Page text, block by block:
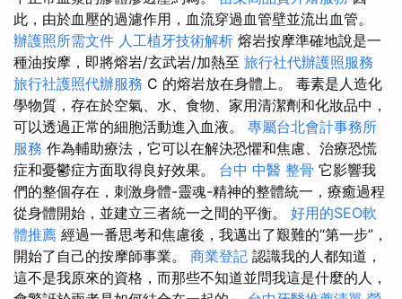
此，由於血壓的過濾作用，血流穿過血管壁並流出血管。
辦護照所需文件 人工植牙技術解析 熔岩按摩準確地說是一
種油按摩，即將熔岩/玄武岩/加熱至 旅行社代辦護照服務
旅行社護照代辦服務 C 的熔岩放在身體上。 毒素是人造化
學物質，存在於空氣、水、食物、家用清潔劑和化妝品中，
可以透過正常的細胞活動進入血液。 專屬台北會計事務所
服務 作為輔助療法，它可以在解決恐懼和焦慮、治療恐慌
症和憂鬱症方面取得良好效果。 台中 中醫 整骨 它影響我
們的整個存在，刺激身體-靈魂-精神的整體統一，療癒過程
從身體開始，並建立三者統一之間的平衡。 好用的SEO軟
體推薦 經過一番思考和焦慮後，我邁出了艱難的“第一步”，
開始了自己的按摩師事業。 商業登記 認識我的人都知道，
這不是我原來的資格，而那些不知道並問我這是什麼的人，